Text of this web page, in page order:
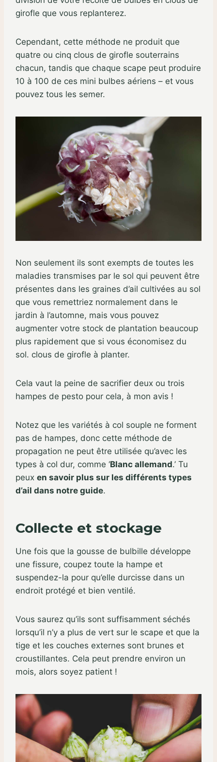
girofle que vous replanterez.
Cependant, cette méthode ne produit que
quatre ou cinq clous de girofle souterrains
chacun, tandis que chaque scape peut produire
10 à 100 de ces mini bulbes aériens – et vous
pouvez tous les semer.
Non seulement ils sont exempts de toutes les
maladies transmises par le sol qui peuvent être
présentes dans les graines d’ail cultivées au sol
que vous remettriez normalement dans le
jardin à l’automne, mais vous pouvez
augmenter votre stock de plantation beaucoup
plus rapidement que si vous économisez du
sol. clous de girofle à planter.
Cela vaut la peine de sacrifier deux ou trois
hampes de pesto pour cela, à mon avis !
Notez que les variétés à col souple ne forment
pas de hampes, donc cette méthode de
propagation ne peut être utilisée qu’avec les
types à col dur, comme ‘Blanc allemand.’ Tu
peux en savoir plus sur les différents types
d’ail dans notre guide.
Collecte et stockage
Une fois que la gousse de bulbille développe
une fissure, coupez toute la hampe et
suspendez-la pour qu’elle durcisse dans un
endroit protégé et bien ventilé.
Vous saurez qu’ils sont suffisamment séchés
lorsqu’il n’y a plus de vert sur le scape et que la
tige et les couches externes sont brunes et
croustillantes. Cela peut prendre environ un
mois, alors soyez patient !